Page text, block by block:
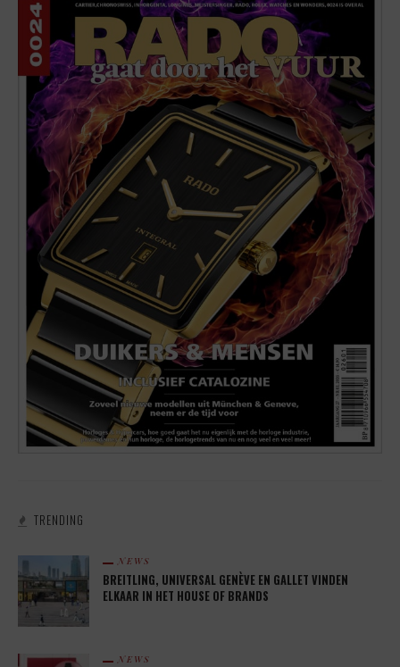
TRENDING
NEWS
BREITLING, UNIVERSAL GENÈVE EN GALLET VINDEN
ELKAAR IN HET HOUSE OF BRANDS
NEWS